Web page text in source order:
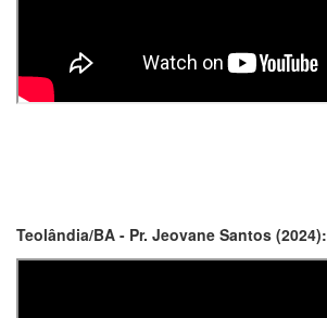
Teolândia/BA - Pr. Jeovane Santos (2024):